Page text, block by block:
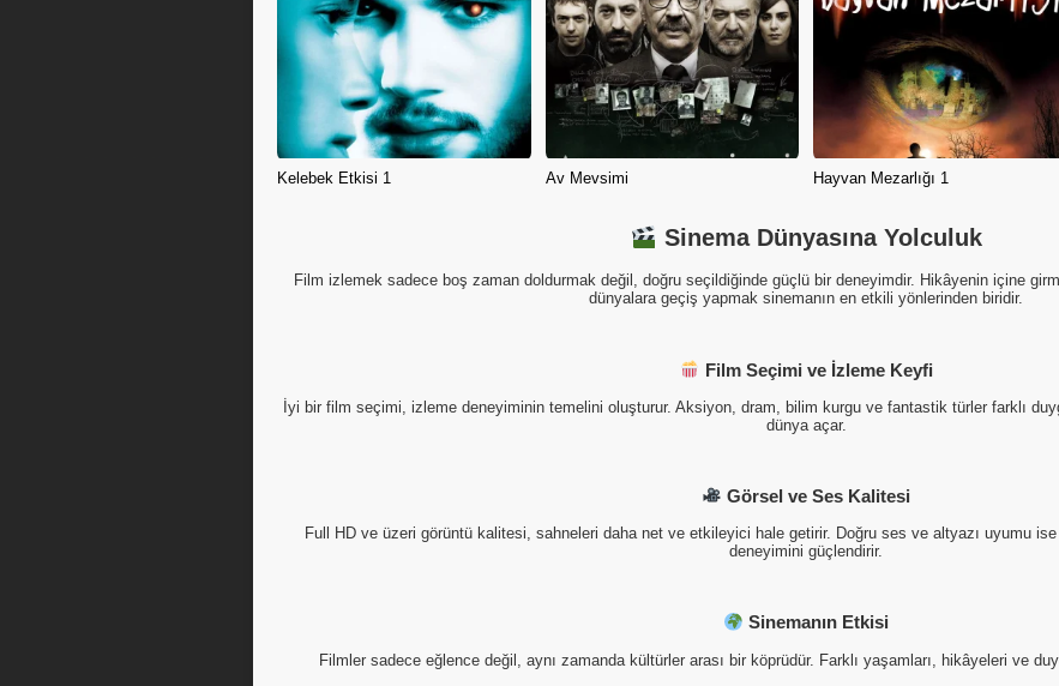
Kelebek Etkisi 1 Av Mevsimi Hayvan Mezarlığı 1
Sinema Dünyasına Yolculuk
Film izlemek sadece boş zaman doldurmak değil, doğru seçildiğinde güçlü bir deneyimdir. Hikâyenin içine
dünyalara geçiş yapmak sinemanın en etkili yönlerinden biridir.
Film Seçimi ve İzleme Keyfi
İyi bir film seçimi, izleme deneyiminin temelini oluşturur. Aksiyon, dram, bilim kurgu ve fantastik türler farklı
dünya açar.
Görsel ve Ses Kalitesi
Full HD ve üzeri görüntü kalitesi, sahneleri daha net ve etkileyici hale getirir. Doğru ses ve altyazı uyumu ise
deneyimini güçlendirir.
Sinemanın Etkisi
Filmler sadece eğlence değil, aynı zamanda kültürler arası bir köprüdür. Farklı yaşamları, hikâyeleri ve